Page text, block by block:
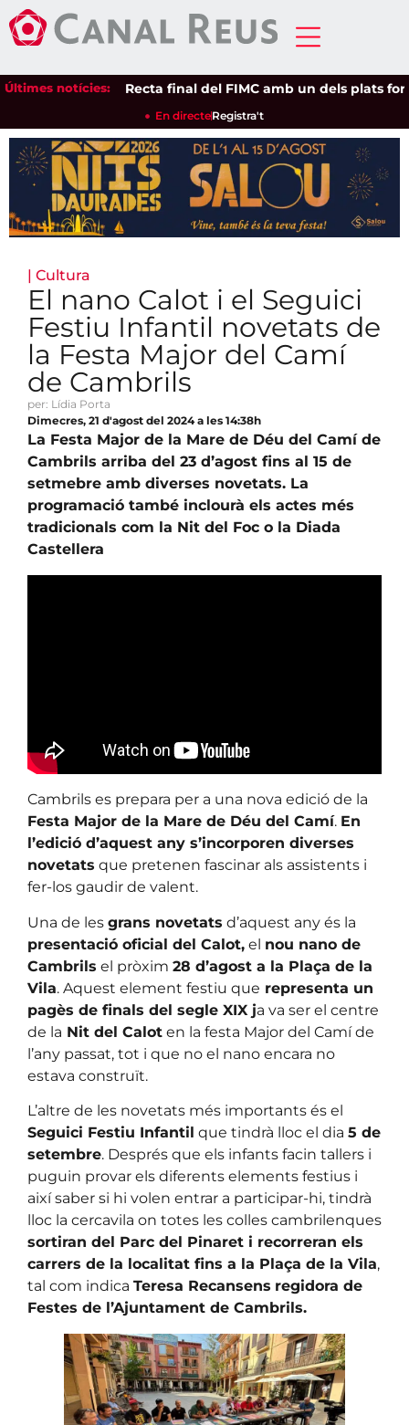
Últimes notícies:Recta final del FIMC amb un dels plats forts:
En directeRegistra't
| Cultura
El nano Calot i el Seguici
Festiu Infantil novetats de
la Festa Major del Camí
de Cambrils
per: Lídia Porta
Dimecres, 21 d'agost del 2024 a les 14:38h
La Festa Major de la Mare de Déu del Camí de
Cambrils arriba del 23 d’agost fins al 15 de
setmebre amb diverses novetats. La
programació també inclourà els actes més
tradicionals com la Nit del Foc o la Diada
Castellera
Cambrils es prepara per a una nova edició de la
Festa Major de la Mare de Déu del Camí. En
l’edició d’aquest any s’incorporen diverses
novetats que pretenen fascinar als assistents i
fer-los gaudir de valent.
Una de les grans novetats d’aquest any és la
presentació oficial del Calot, el nou nano de
Cambrils el pròxim 28 d’agost a la Plaça de la
Vila. Aquest element festiu que representa un
pagès de finals del segle XIX ja va ser el centre
de la Nit del Calot en la festa Major del Camí de
l’any passat, tot i que no el nano encara no
estava construït.
L’altre de les novetats més importants és el
Seguici Festiu Infantil que tindrà lloc el dia 5 de
setembre. Després que els infants facin tallers i
puguin provar els diferents elements festius i
així saber si hi volen entrar a participar-hi, tindrà
lloc la cercavila on totes les colles cambrilenques
sortiran del Parc del Pinaret i recorreran els
carrers de la localitat fins a la Plaça de la Vila,
tal com indica Teresa Recansens regidora de
Festes de l’Ajuntament de Cambrils.